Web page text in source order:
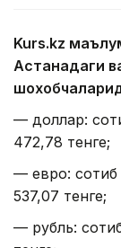
Kurs.kz
Астанадаги
— доллар:
472,78 тенге;
— евро:
537,07 тенге;
— рубль: